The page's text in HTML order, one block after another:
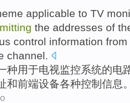
applicable to TV
the addresses of
control information from
channel
种用于电视监控系统的电
和前端设备各种控制 信息